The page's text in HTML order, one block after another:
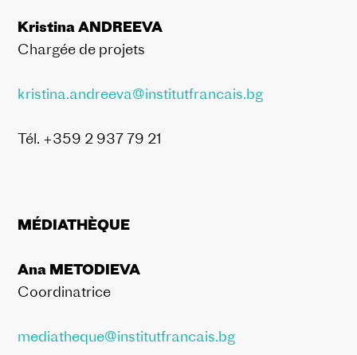
Kristina ANDREEVA
Chargée de projets
kristina.andreeva@institutfrancais.bg
Tél. +359 2 937 79 21
MÉDIATHÈQUE
Ana METODIEVA
Coordinatrice
mediatheque@institutfrancais.bg